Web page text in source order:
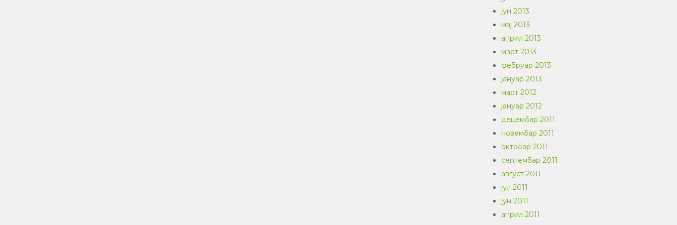
јун 2013
мај 2013
април 2013
март 2013
фебруар 2013
јануар 2013
март 2012
јануар 2012
децембар 2011
новембар 2011
октобар 2011
септембар 2011
август 2011
јул 2011
јун 2011
април 2011